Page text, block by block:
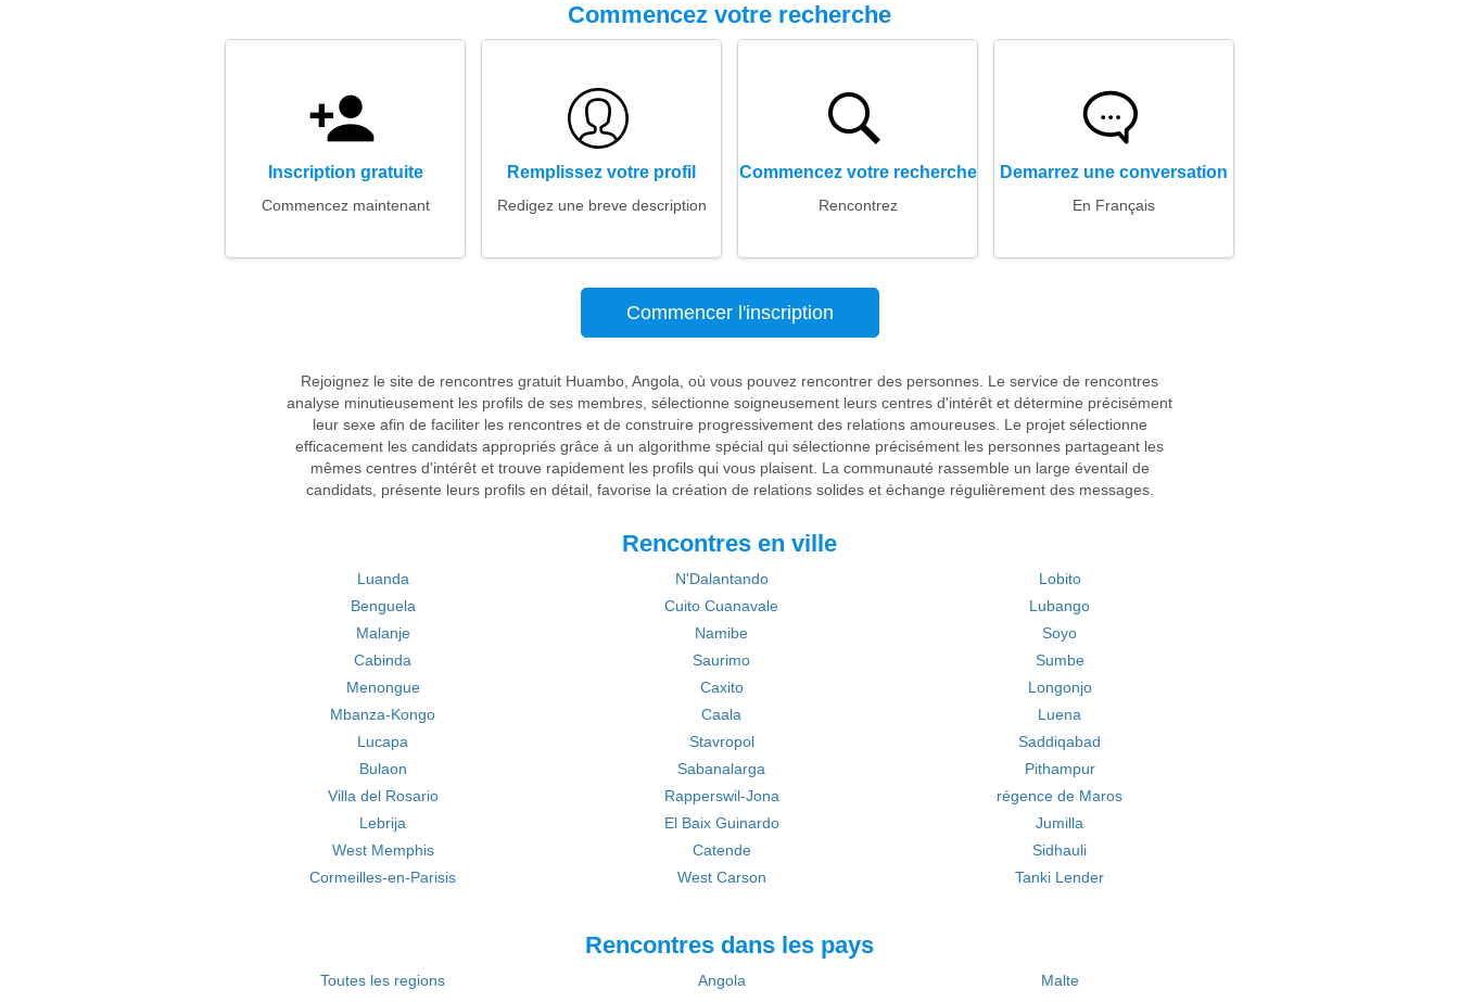
Commencez votre recherche
Inscription gratuite
Commencez maintenant
Remplissez votre profil
Redigez une breve description
Commencez votre recherche
Rencontrez
Demarrez une conversation
En Français
Commencer l'inscription
Rejoignez le site de rencontres gratuit Huambo, Angola, où vous pouvez rencontrer des personnes. Le service de rencontres
analyse minutieusement les profils de ses membres, sélectionne soigneusement leurs centres d'intérêt et détermine précisément
leur sexe afin de faciliter les rencontres et de construire progressivement des relations amoureuses. Le projet sélectionne
efficacement les candidats appropriés grâce à un algorithme spécial qui sélectionne précisément les personnes partageant les
mêmes centres d'intérêt et trouve rapidement les profils qui vous plaisent. La communauté rassemble un large éventail de
candidats, présente leurs profils en détail, favorise la création de relations solides et échange régulièrement des messages.
Rencontres en ville
Luanda N'Dalantando
Lobito
Benguela
Cuito Cuanavale
Lubango
Malanje
Namibe
Soyo
Cabinda
Saurimo
Sumbe
Menongue
Caxito
Longonjo
Mbanza-Kongo
Caala
Luena
Lucapa
Stavropol
Saddiqabad
Bulaon
Sabanalarga
Pithampur
Villa del Rosario
Rapperswil-Jona
régence de Maros
Lebrija
El Baix Guinardo
Jumilla
West Memphis
Catende
Sidhauli
Cormeilles-en-Parisis
West Carson Tanki Lender
Rencontres dans les pays
Toutes les regions Angola
Malte